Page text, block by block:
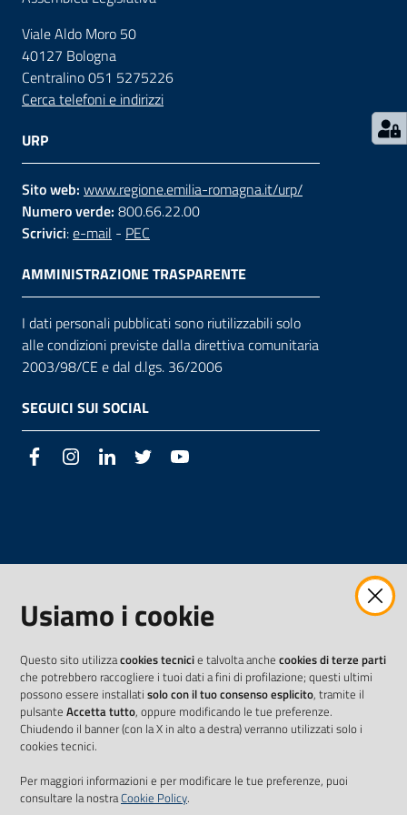
Contatti
su
Viale Aldo Moro 50
40127 Bologna
Centralino 051 5275226
Cerca telefoni e indirizzi
URP
Sito web: www.regione.emilia-romagna.it/urp/
Numero verde: 800.66.22.00
Scrivici:e-mail - PEC
AMMINISTRAZIONE TRASPARENTE
I dati personali pubblicati sono riutilizzabili solo
alle condizioni previste dalla direttiva comunitaria
2003/98/CE e dal d.lgs. 36/2006
SEGUICI SUI SOCIAL
FacebookInstagramLinkedIn Twitter
Usiamo i cookie
Questo sito utilizzacookies tecnicie talvolta anche cookies di terze parti
che potrebbero raccogliere i tuoi dati a fini di profilazione; questi ultimi
possono essere installati solo con il tuo consenso esplicito, tramite il
pulsante Accetta tutto, oppure modificando le tue preferenze.
Chiudendo il banner (con la X in alto a destra) verranno utilizzati solo i
cookies tecnici.
Per maggiori informazioni e per modificare le tue preferenze, puoi
consultare la nostraCookie Policy.